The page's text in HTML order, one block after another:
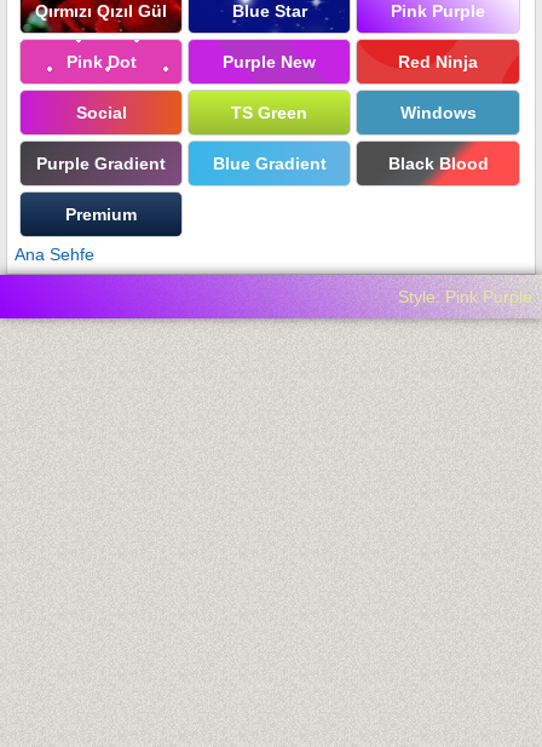
Qırmızı Qızıl Gül Blue Star Pink Purple
Pink Dot Purple New Red Ninja
Social TS Green Windows
Purple Gradient Blue Gradient Black Blood
Premium
Ana Sehfe
Style: Pink Purple